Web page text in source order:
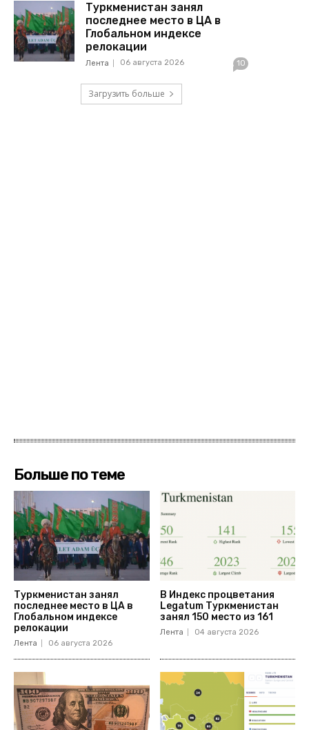
Туркменистан занял
последнее место в ЦА в
Глобальном индексе
релокации
Лента 06 августа 2026 10
Загрузить больше
Больше по теме
Туркменистан занял
последнее место в ЦА в
Глобальном индексе
релокации
Лента 06 августа 2026
В Индекс процветания
Legatum Туркменистан
занял 150 место из 161
Лента 04 августа 2026